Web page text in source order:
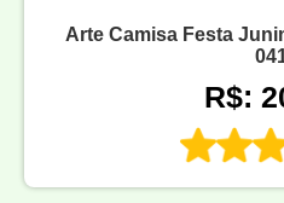
Arte Camisa Festa
R$: